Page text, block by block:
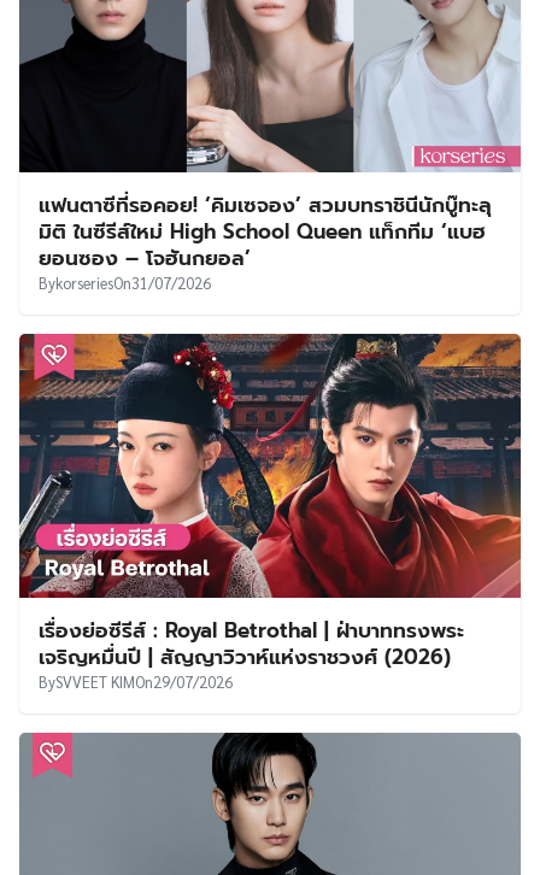
แฟนตาซีที่รอคอย! ‘คิมเซจอง’ สวมบทราชินีนักบู๊ทะลุ
มิติ ในซีรีส์ใหม่ High School Queen แท็กทีม ‘แบฮ
ยอนซอง – โจฮันกยอล’
BykorseriesOn31/07/2026
เรื่องย่อซีรีส์ : Royal Betrothal | ฝ่าบาททรงพระ
เจริญหมื่นปี | สัญญาวิวาห์แห่งราชวงศ์ (2026)
BySVVEET KIMOn29/07/2026